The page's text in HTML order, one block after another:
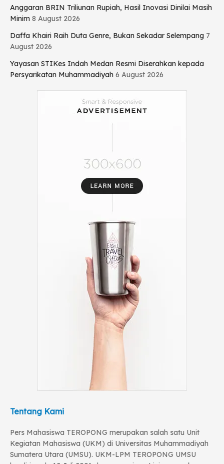
Anggaran BRIN Triliunan Rupiah, Hasil Inovasi Dinilai Masih
Minim 8 August 2026
Daffa Khairi Raih Duta Genre, Bukan Sekadar Selempang 7
August 2026
Yayasan STIKes Indah Medan Resmi Diserahkan kepada
Persyarikatan Muhammadiyah 6 August 2026
Tentang Kami
Pers Mahasiswa TEROPONG merupakan salah satu Unit
Kegiatan Mahasiswa (UKM) di Universitas Muhammadiyah
Sumatera Utara (UMSU). UKM-LPM TEROPONG UMSU